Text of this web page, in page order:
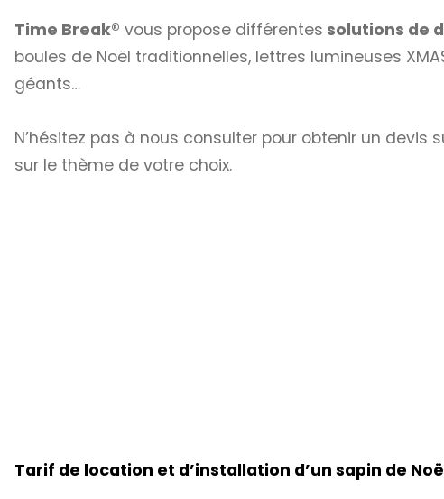
Time Break® vous propose différentes solutions de
boules de Noël traditionnelles, lettres lumineuses
géants…
N’hésitez pas à nous consulter pour obtenir un devis
sur le thème de votre choix.
Tarif de location et d’installation d’un sapin de